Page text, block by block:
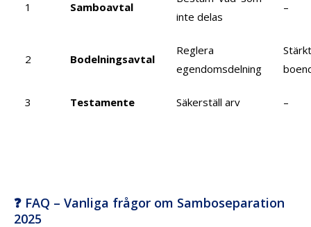
1 Samboavtal
inte delas
–
2 Bodelningsavtal
Reglera
egendomsdelning
Stärkt
3 Testamente Säkerställ arv –
❓ FAQ – Vanliga frågor om Samboseparation
2025